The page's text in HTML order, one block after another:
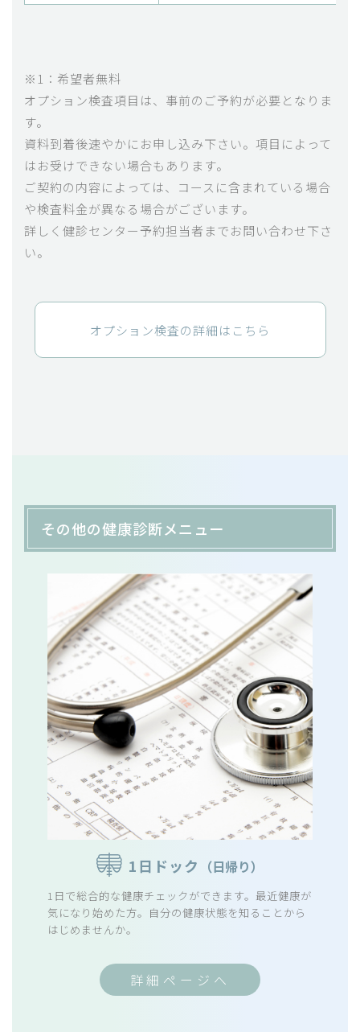
※1：希望者無料
オプション検査項目は、事前のご予約が必要となりま
す。
資料到着後速やかにお申し込み下さい。項目によって
はお受けできない場合もあります。
ご契約の内容によっては、コースに含まれている場合
や検査料金が異なる場合がございます。
詳しく健診センター予約担当者までお問い合わせ下さ
い。
オプション検査の詳細はこちら
その他の健康診断メニュー
1日ドック （日帰り）
1日で総合的な健康チェックができます。最近健康が
気になり始めた方。自分の健康状態を知ることから
はじめませんか。
詳細ページへ